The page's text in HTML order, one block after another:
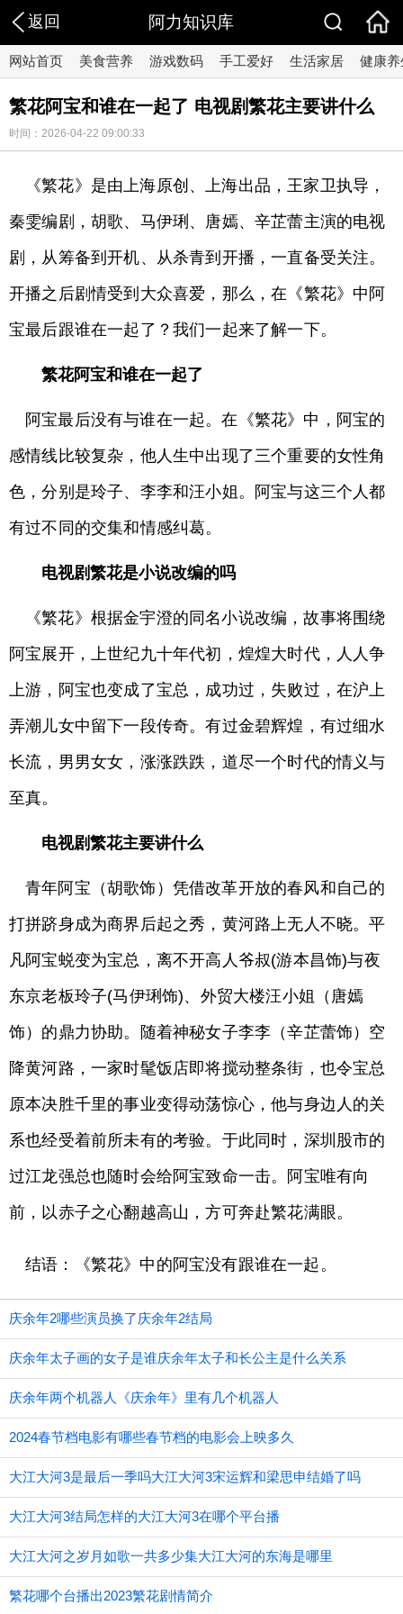
返回 阿力知识库
网站首页 美食营养 游戏数码 手工爱好 生活家居 健康养
繁花阿宝和谁在一起了 电视剧繁花主要讲什么
时间：2026-04-22 09:00:33
《繁花》是由上海原创、上海出品，王家卫执导，
秦雯编剧，胡歌、马伊琍、唐嫣、辛芷蕾主演的电视
剧，从筹备到开机、从杀青到开播，一直备受关注。
开播之后剧情受到大众喜爱，那么，在《繁花》中阿
宝最后跟谁在一起了？我们一起来了解一下。
繁花阿宝和谁在一起了
阿宝最后没有与谁在一起。在《繁花》中，阿宝的
感情线比较复杂，他人生中出现了三个重要的女性角
色，分别是玲子、李李和汪小姐。阿宝与这三个人都
有过不同的交集和情感纠葛。
电视剧繁花是小说改编的吗
《繁花》根据金宇澄的同名小说改编，故事将围绕
阿宝展开，上世纪九十年代初，煌煌大时代，人人争
上游，阿宝也变成了宝总，成功过，失败过，在沪上
弄潮儿女中留下一段传奇。有过金碧辉煌，有过细水
长流，男男女女，涨涨跌跌，道尽一个时代的情义与
至真。
电视剧繁花主要讲什么
青年阿宝（胡歌饰）凭借改革开放的春风和自己的
打拼跻身成为商界后起之秀，黄河路上无人不晓。平
凡阿宝蜕变为宝总，离不开高人爷叔(游本昌饰)与夜
东京老板玲子(马伊琍饰)、外贸大楼汪小姐（唐嫣
饰）的鼎力协助。随着神秘女子李李（辛芷蕾饰）空
降黄河路，一家时髦饭店即将搅动整条街，也令宝总
原本决胜千里的事业变得动荡惊心，他与身边人的关
系也经受着前所未有的考验。于此同时，深圳股市的
过江龙强总也随时会给阿宝致命一击。阿宝唯有向
前，以赤子之心翻越高山，方可奔赴繁花满眼。
结语：《繁花》中的阿宝没有跟谁在一起。
庆余年2哪些演员换了庆余年2结局
庆余年太子画的女子是谁庆余年太子和长公主是什么关系
庆余年两个机器人《庆余年》里有几个机器人
2024春节档电影有哪些春节档的电影会上映多久
大江大河3是最后一季吗大江大河3宋运辉和梁思申结婚了吗
大江大河3结局怎样的大江大河3在哪个平台播
大江大河之岁月如歌一共多少集大江大河的东海是哪里
繁花哪个台播出2023繁花剧情简介